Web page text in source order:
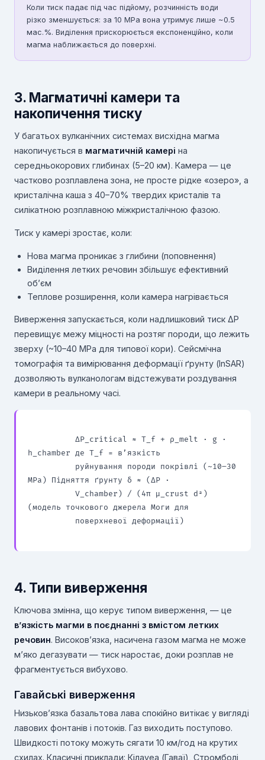
Коли тиск падає під час підйому, розчинність води
різко зменшується: за 10 MPa вона утримує лише ~0.5
мас.%. Виділення прискорюється експоненційно, коли
магма наближається до поверхні.
3. Магматичні камери та
накопичення тиску
У багатьох вулканічних системах висхідна магма
накопичується в магматичній камері на
середньокорових глибинах (5–20 км). Камера — це
частково розплавлена зона, не просте рідке «озеро», а
кристалічна каша з 40–70% твердих кристалів та
силікатною розплавною міжкристалічною фазою.
Тиск у камері зростає, коли:
Нова магма проникає з глибини (поповнення)
Виділення летких речовин збільшує ефективний
об’єм
Теплове розширення, коли камера нагрівається
Виверження запускається, коли надлишковий тиск ΔP
перевищує межу міцності на розтяг породи, що лежить
зверху (~10–40 MPa для типової кори). Сейсмічна
томографія та вимірювання деформації ґрунту (InSAR)
дозволяють вулканологам відстежувати роздування
камери в реальному часі.
h_chamber де T_f = в’язкість
MPa) Підняття ґрунту δ ≈ (ΔP ·
(модель точкового джерела Моги для
4. Типи виверження
Ключова змінна, що керує типом виверження, — це
в’язкість магми в поєднанні з вмістом летких
речовин. Високов’язка, насичена газом магма не може
м’яко дегазувати — тиск наростає, доки розплав не
фрагментується вибухово.
Гавайські виверження
Низьков’язка базальтова лава спокійно витікає у вигляді
лавових фонтанів і потоків. Газ виходить поступово.
Швидкості потоку можуть сягати 10 км/год на крутих
схилах. Класичні приклади: Кілауеа (Гаваї), Стромболі